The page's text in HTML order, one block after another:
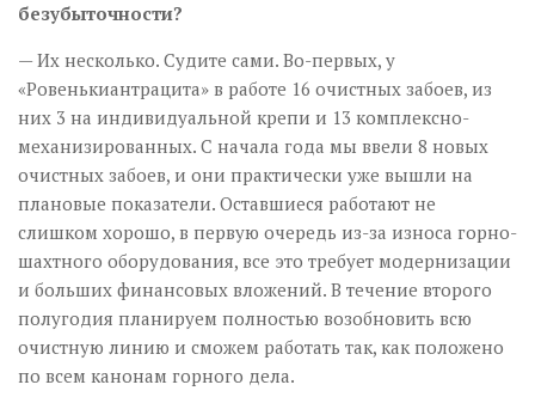
безубыточности?
— Их несколько. Судите сами. Во-первых, у
«Ровенькиантрацита» в работе 16 очистных забоев, из
них 3 на индивидуальной крепи и 13 комплексно-
механизированных. С начала года мы ввели 8 новых
очистных забоев, и они практически уже вышли на
плановые показатели. Оставшиеся работают не
слишком хорошо, в первую очередь из-за износа горно-
шахтного оборудования, все это требует модернизации
и больших финансовых вложений. В течение второго
полугодия планируем полностью возобновить всю
очистную линию и сможем работать так, как положено
по всем канонам горного дела.